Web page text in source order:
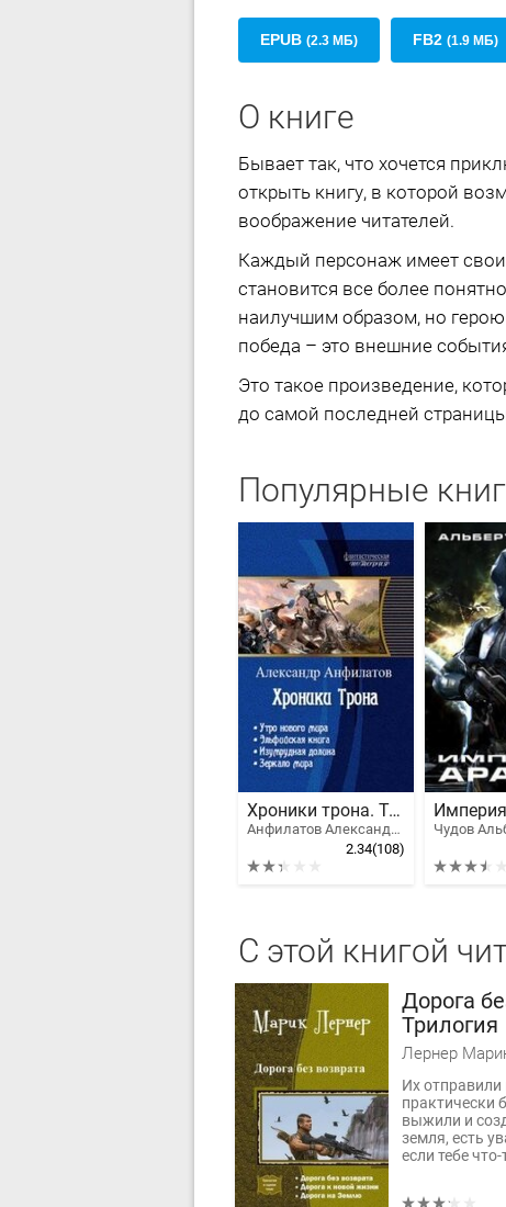
EPUB (2.3 МБ) FB2 (1.9 МБ)
О книге
Бывает так, что хочется
открыть книгу, в которой
воображение читателей.
Каждый персонаж имеет свои
становится все более
наилучшим образом, но
победа – это внешние
Это такое произведение,
до самой последней
Популярные
Хроники трона. Тетралогия
Анфилатов Александр Николаевич
2.34(108)
Чудов
С этой книгой
Дорога
Трилогия
Лернер
Их отправили
практически
выжили и
земля, есть
если тебе